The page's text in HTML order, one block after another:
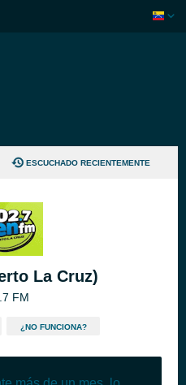
ESCUCHADO RECIENTEMENTE
La Cruz)
FM
¿NO FUNCIONA?